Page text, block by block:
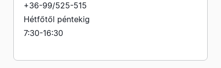
+36-99/525-515
Hétfőtől péntekig
7:30-16:30